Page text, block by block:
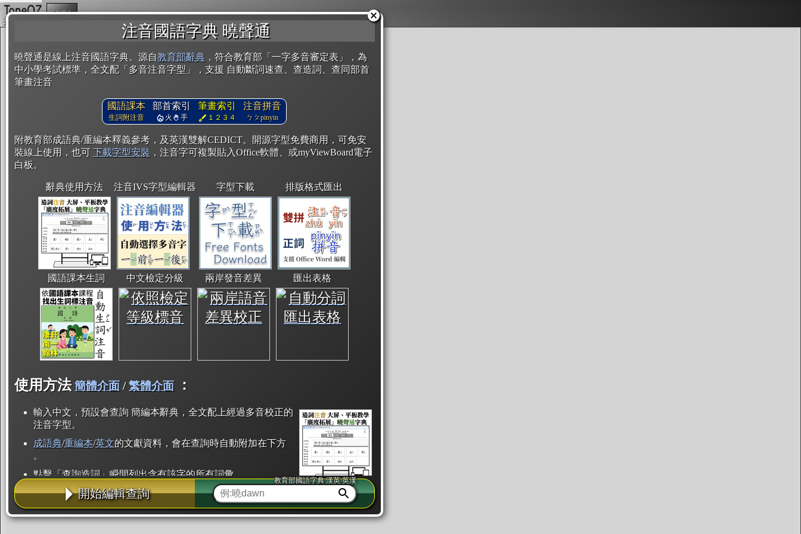
注音國語字典 曉聲通
曉聲通是線上注音國語字典。源自教育部辭典 ，符合教育部「一字多音審定表」，為
中小學考試標準，全文配「多音注音字型」，支援 自動斷詞速查、查造詞、查同部首
筆畫注音
國語課本
生詞附注音
部首索引
火 手
筆畫索引
１２３４
注音拼音
ㄅㄆpinyin
附教育部成語典/重編本釋義參考，及英漢雙解CEDICT。開源字型免費商用，可免安
裝線上使用，也可 下載字型安裝 ，注音字可複製貼入Office軟體、或myViewBoard電子
白板。
辭典使用方法 注音IVS字型編輯器 字型下載 排版格式匯出
國語課本生詞 中文檢定分級 兩岸發音差異 匯出表格
使用方法 簡體介面/繁體介面 ：
輸入中文，預設會查詢 簡編本辭典，全文配上經過多音校正的
注音字型。
成語典/重編本/英文的文獻資料，會在查詢時自動附加在下方
。
點擊「查詢造詞」瞬間列出含有該字的所有詞彙。
點「部首」瞬間列出所有「同部首字」。也支援查詢「同注音」或「同筆畫」。
辭典解釋的全文都經過自動斷詞，點擊便可瞬間「連續查詢」此字詞的解釋，不
用手動重複輸入。
開始編輯查詢
教育部國語字典·漢英·英漢
複製